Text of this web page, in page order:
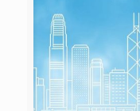
成功組成「T」字
國空間站不間斷駐
作，亦會參與日常
統，航太員可透過
國梁 「人造太陽」
理研究院研究室主任
陽」的「核聚變」